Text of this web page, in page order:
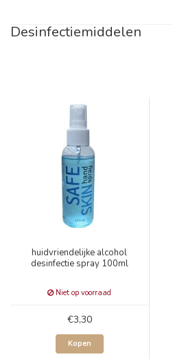
Desinfectiemiddelen
huidvriendelijke alcohol
desinfectie spray 100ml
Niet op voorraad
€3,30
Kopen